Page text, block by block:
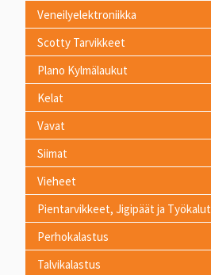
Veneilyelektroniikka
Scotty Tarvikkeet
Plano Kylmälaukut
Kelat
Vavat
Siimat
Vieheet
Pientarvikkeet, Jigipäät ja Työkalut
Perhokalastus
Talvikalastus